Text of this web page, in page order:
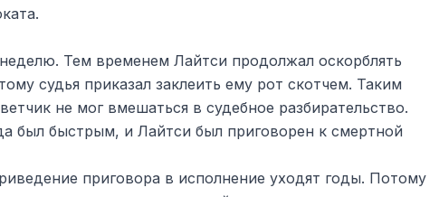
Тем временем Лайтси продолжал оскорблять
судья приказал заклеить ему рот скотчем. Таким
не мог вмешаться в судебное разбирательство.
был быстрым, и Лайтси был приговорен к смертной
приговора в исполнение уходят годы. Потому